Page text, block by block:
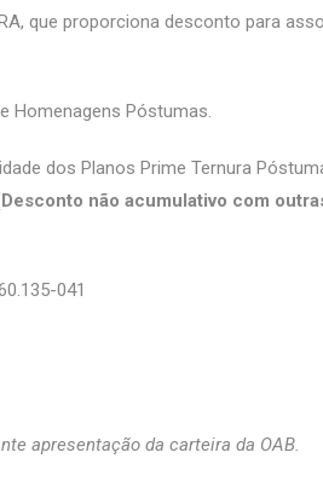
que proporciona desconto para
Homenagens Póstumas.
dos Planos Prime Ternura
não acumulativo com
041
apresentação da carteira da OAB.